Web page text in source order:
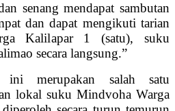
senang mendapat sambutan
dan dapat mengikuti tarian
Kalilapar 1 (satu), suku
secara langsung.”
ini merupakan salah satu
lokal suku Mindvoha Warga